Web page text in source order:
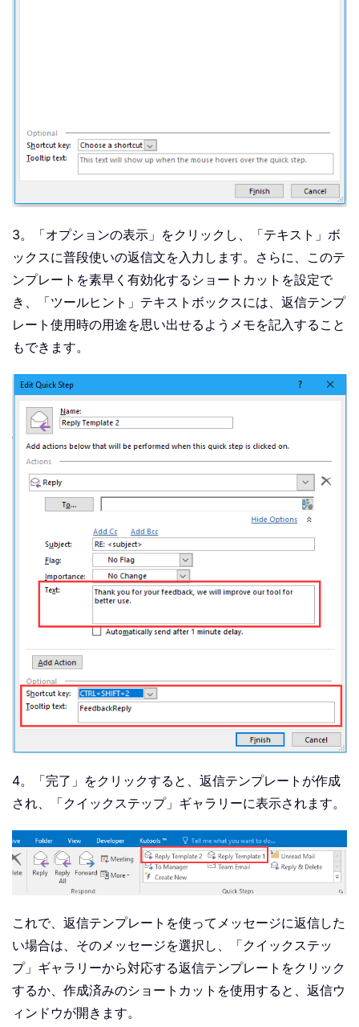
3。「オプションの表示」をクリックし、「テキスト」ボ
ックスに普段使いの返信文を入力します。さらに、このテ
ンプレートを素早く有効化するショートカットを設定で
き、「ツールヒント」テキストボックスには、返信テンプ
レート使用時の用途を思い出せるようメモを記入すること
もできます。
4。「完了」をクリックすると、返信テンプレートが作成
され、「クイックステップ」ギャラリーに表示されます。
これで、返信テンプレートを使ってメッセージに返信した
い場合は、そのメッセージを選択し、「クイックステッ
プ」ギャラリーから対応する返信テンプレートをクリック
するか、作成済みのショートカットを使用すると、返信ウ
ィンドウが開きます。